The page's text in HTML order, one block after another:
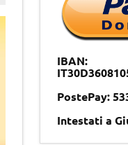
IBAN:
PostePay:
Intestati a